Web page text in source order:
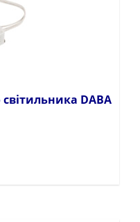
DABA